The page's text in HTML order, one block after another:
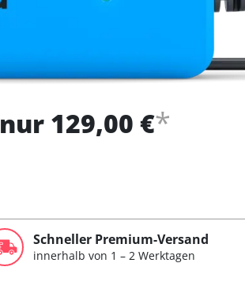
nur 129,00 €*
Schneller Premium-Versand
innerhalb von 1 – 2 Werktagen